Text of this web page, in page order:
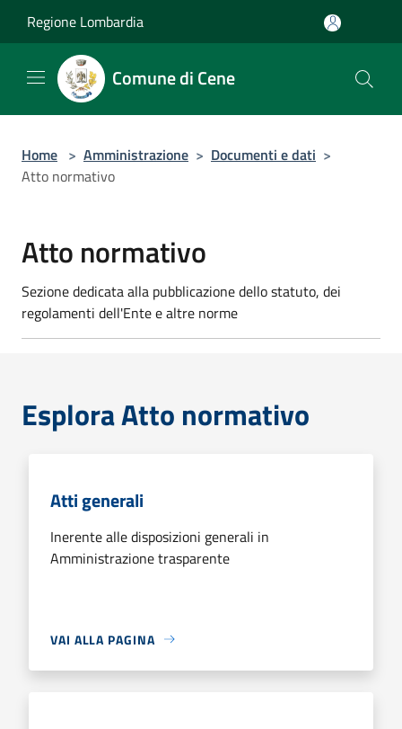
Regione Lombardia
Comune di Cene
Home > Amministrazione > Documenti e dati >
Atto normativo
Atto normativo
Sezione dedicata alla pubblicazione dello statuto, dei
regolamenti dell'Ente e altre norme
Esplora Atto normativo
Atti generali
Inerente alle disposizioni generali in
Amministrazione trasparente
VAI ALLA PAGINA